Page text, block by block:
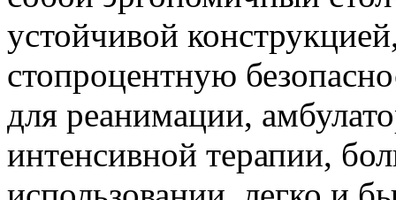
устойчивой
стопроцентную
для реанимации,
интенсивной терапии,